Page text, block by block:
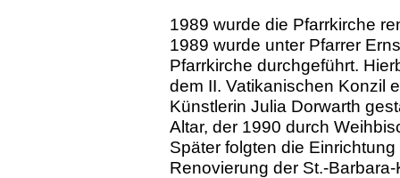
1989 wurde die Pfarrkirche
1989 wurde unter Pfarrer
Pfarrkirche durchgeführt.
dem II. Vatikanischen Konzil
Künstlerin Julia Dorwarth
Altar, der 1990 durch
Später folgten die
Renovierung der St.-